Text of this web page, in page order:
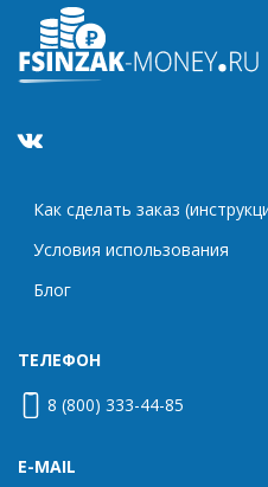
Как сделать заказ
Условия использования
Блог
ТЕЛЕФОН
8 (800) 333-44-85
E-MAIL